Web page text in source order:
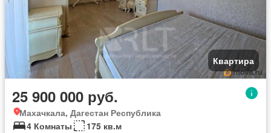
Квартира
25 900 000 руб.
Махачкала, Дагестан Республика
4 Комнаты
175 кв.м